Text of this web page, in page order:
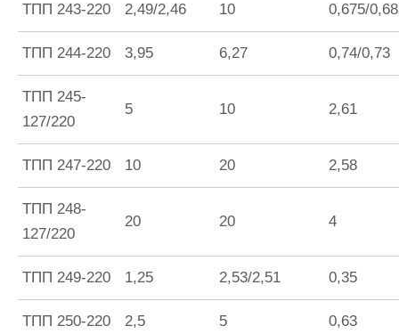
ТПП 243-220 2,49/2,46 10 0,675/0,68
ТПП 244-220 3,95 6,27 0,74/0,73
ТПП 245-
127/220
5 10 2,61
ТПП 247-220 10 20 2,58
ТПП 248-
127/220
20 20 4
ТПП 249-220 1,25 2,53/2,51 0,35
ТПП 250-220 2,5 5 0,63